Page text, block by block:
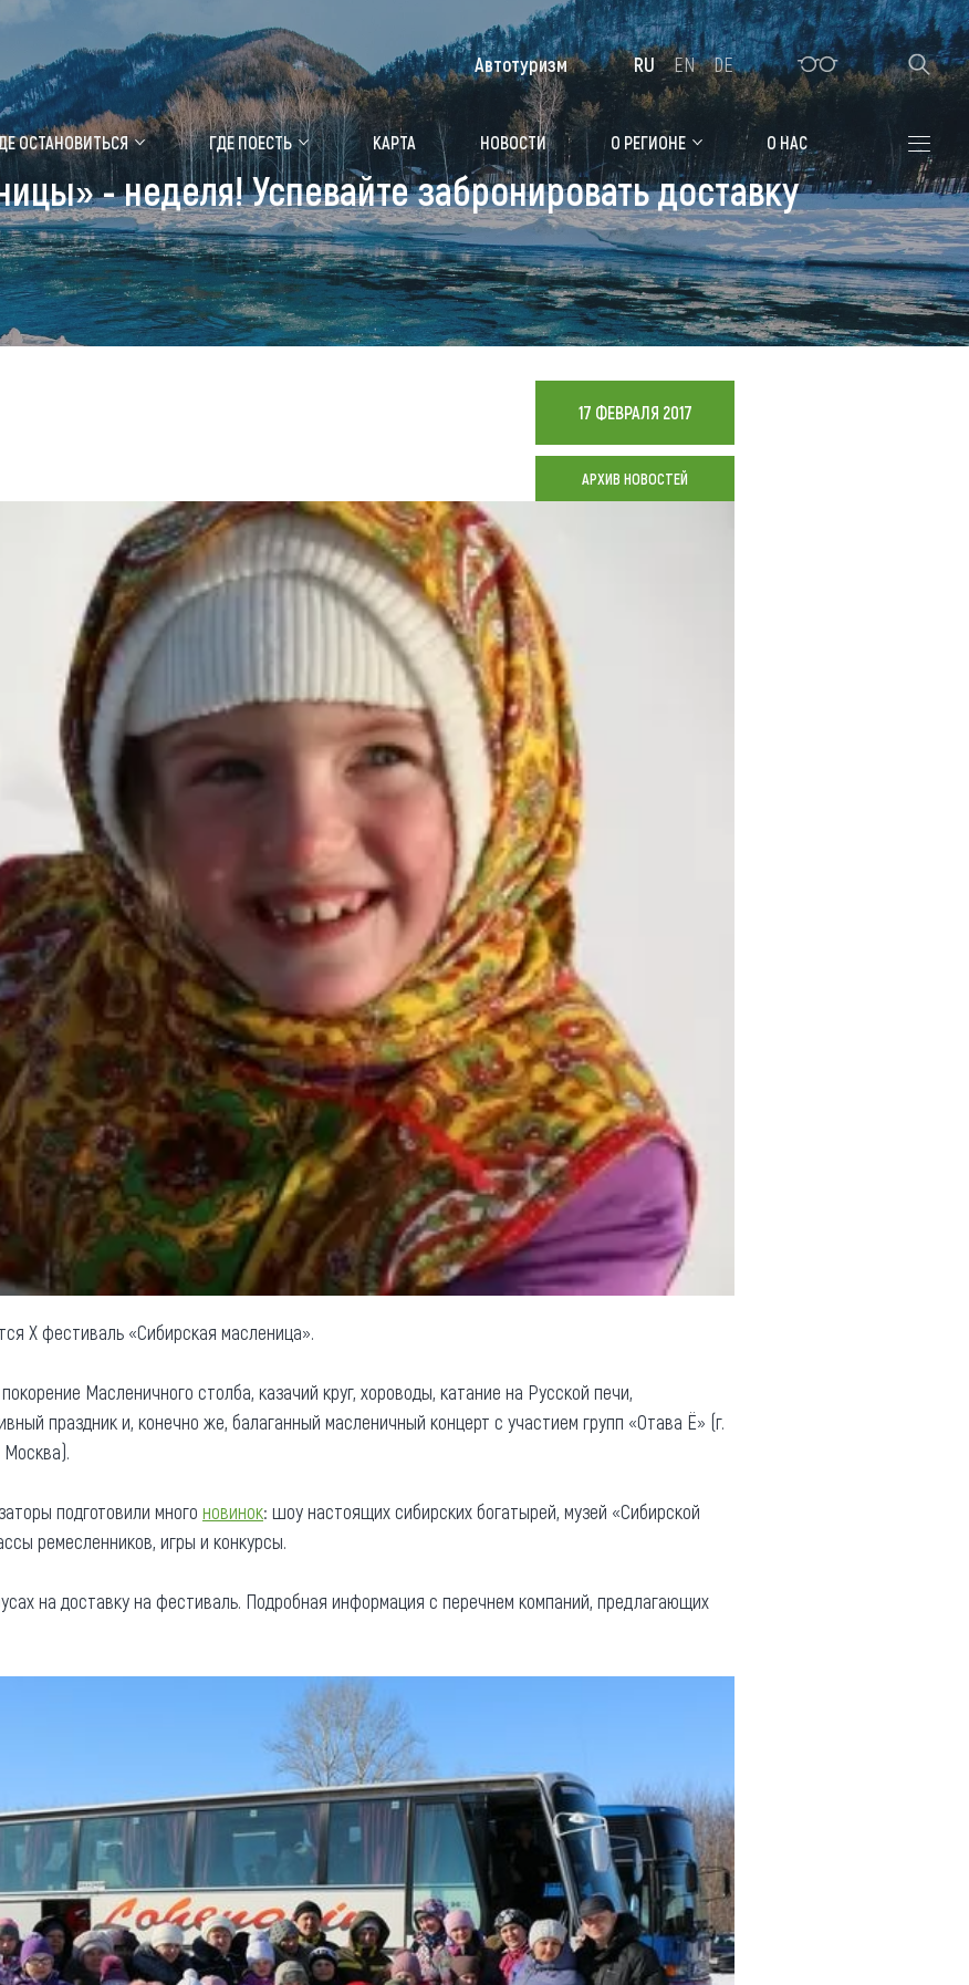
маральника Медицинский форум Алтайская зимовка
и культуры
Чем заняться
Календарь событий
Аудиогид
Мой маршрут
Где остановиться
Санатории
Гостиницы, отели
Коттеджи, базы
Сельские усадьбы
Мотели, придорожные отели
(сувениры)
О регионе
Общая информация
Как добраться
Люди, прославившие Алтай
Карты и буклеты
ОСТАНОВИТЬСЯ ГДЕ ПОЕСТЬ КАРТА НОВОСТИ О РЕГИОНЕ О НАС
Автотуризм RU EN DE
- неделя! Успевайте забронировать доставку
17 ФЕВРАЛЯ 2017
АРХИВ НОВОСТЕЙ
X фестиваль «Сибирская масленица».
Масленичного столба, казачий круг, хороводы, катание на Русской печи,
праздник и, конечно же, балаганный масленичный концерт с участием групп «Отава Ё» (г.
Москва).
подготовили много новинок: шоу настоящих сибирских богатырей, музей «Сибирской
ремесленников, игры и конкурсы.
на доставку на фестиваль. Подробная информация с перечнем компаний, предлагающих